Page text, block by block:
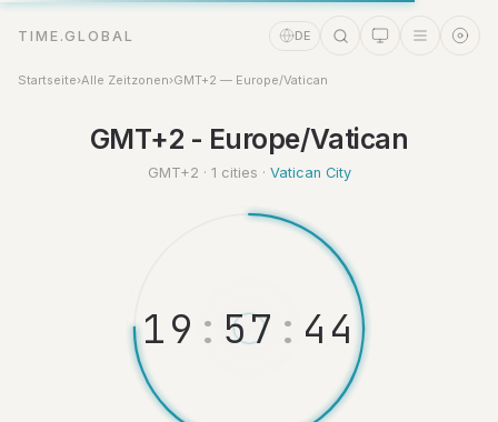
TIME.GLOBAL DE
Startseite›Alle Zeitzonen›GMT+2 — Europe/Vatican
GMT+2 - Europe/Vatican
GMT+2 · 1 cities · Vatican City
19 : 57 : 4 5
Online